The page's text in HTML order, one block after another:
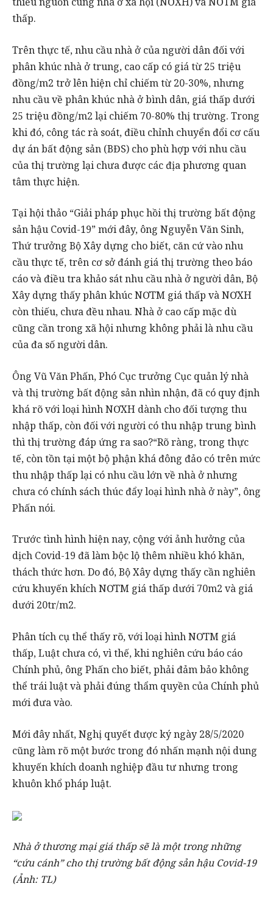
thấp.
Trên thực tế, nhu cầu nhà ở của người dân đối với
phân khúc nhà ở trung, cao cấp có giá từ 25 triệu
đồng/m2 trở lên hiện chỉ chiếm từ 20-30%, nhưng
nhu cầu về phân khúc nhà ở bình dân, giá thấp dưới
25 triệu đồng/m2 lại chiếm 70-80% thị trường. Trong
khi đó, công tác rà soát, điều chỉnh chuyển đổi cơ cấu
dự án bất động sản (BĐS) cho phù hợp với nhu cầu
của thị trường lại chưa được các địa phương quan
tâm thực hiện.
Tại hội thảo “Giải pháp phục hồi thị trường bất động
sản hậu Covid-19” mới đây, ông Nguyễn Văn Sinh,
Thứ trưởng Bộ Xây dựng cho biết, căn cứ vào nhu
cầu thực tế, trên cơ sở đánh giá thị trường theo báo
cáo và điều tra khảo sát nhu cầu nhà ở người dân, Bộ
Xây dựng thấy phân khúc NƠTM giá thấp và NƠXH
còn thiếu, chưa đều nhau. Nhà ở cao cấp mặc dù
cũng cần trong xã hội nhưng không phải là nhu cầu
của đa số người dân.
Ông Vũ Văn Phấn, Phó Cục trưởng Cục quản lý nhà
và thị trường bất động sản nhìn nhận, đã có quy định
khá rõ với loại hình NƠXH dành cho đối tượng thu
nhập thấp, còn đối với người có thu nhập trung bình
thì thị trường đáp ứng ra sao?“Rõ ràng, trong thực
tế, còn tồn tại một bộ phận khá đông đảo có trên mức
thu nhập thấp lại có nhu cầu lớn về nhà ở nhưng
chưa có chính sách thúc đẩy loại hình nhà ở này”, ông
Phấn nói.
Trước tình hình hiện nay, cộng với ảnh hưởng của
dịch Covid-19 đã làm bộc lộ thêm nhiều khó khăn,
thách thức hơn. Do đó, Bộ Xây dựng thấy cần nghiên
cứu khuyến khích NƠTM giá thấp dưới 70m2 và giá
dưới 20tr/m2.
Phân tích cụ thể thấy rõ, với loại hình NƠTM giá
thấp, Luật chưa có, vì thế, khi nghiên cứu báo cáo
Chính phủ, ông Phấn cho biết, phải đảm bảo không
thể trái luật và phải đúng thẩm quyền của Chính phủ
mới đưa vào.
Mới đây nhất, Nghị quyết được ký ngày 28/5/2020
cũng làm rõ một bước trong đó nhấn mạnh nội dung
khuyến khích doanh nghiệp đầu tư nhưng trong
khuôn khổ pháp luật.
Nhà ở thương mại giá thấp sẽ là một trong những
“cứu cánh” cho thị trường bất động sản hậu Covid-19
(Ảnh: TL)